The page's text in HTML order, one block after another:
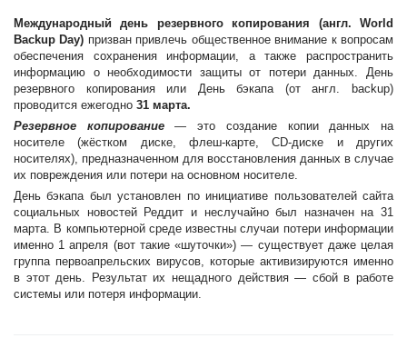
Международный день резервного копирования (англ. World
Backup Day) призван привлечь общественное внимание к вопросам
обеспечения сохранения информации, а также распространить
информацию о необходимости защиты от потери данных. День
резервного копирования или День бэкапа (от англ. backup)
проводится ежегодно 31 марта.
Резервное копирование— это создание копии данных на
носителе (жёстком диске, флеш-карте, CD-диске и других
носителях), предназначенном для восстановления данных в случае
их повреждения или потери на основном носителе.
День бэкапа был установлен по инициативе пользователей сайта
социальных новостей Реддит и неслучайно был назначен на 31
марта. В компьютерной среде известны случаи потери информации
именно 1 апреля (вот такие «шуточки») — существует даже целая
группа первоапрельских вирусов, которые активизируются именно
в этот день. Результат их нещадного действия — сбой в работе
системы или потеря информации.